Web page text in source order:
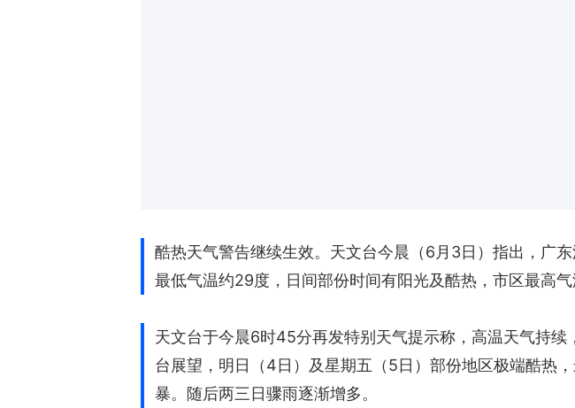
酷热天气警告继续生效。天文台今晨（6月3日）指出，广
最低气温约29度，日间部份时间有阳光及酷热，市区最高
天文台于今晨6时45分再发特别天气提示称，高温天气持
台展望，明日（4日）及星期五（5日）部份地区极端酷热
暴。随后两三日骤雨逐渐增多。